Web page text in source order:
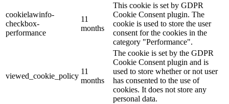
cookielawinfo-
checkbox-
performance
11
months
This cookie is set by GDPR
Cookie Consent plugin. The
cookie is used to store the user
consent for the cookies in the
category "Performance".
viewed_cookie_policy
11
months
The cookie is set by the GDPR
Cookie Consent plugin and is
used to store whether or not user
has consented to the use of
cookies. It does not store any
personal data.